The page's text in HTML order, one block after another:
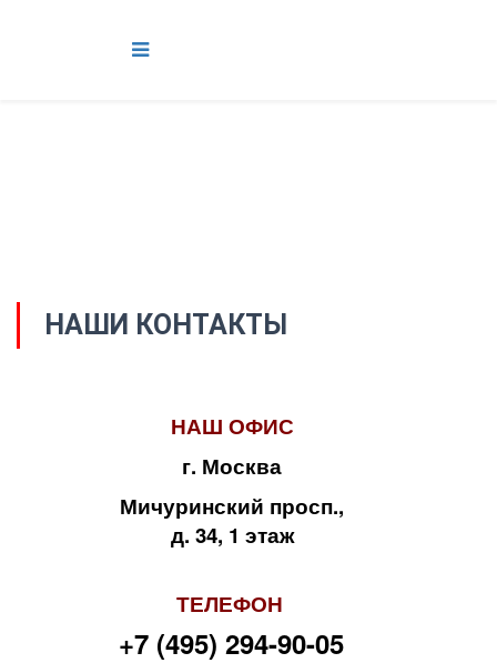
НАШИ КОНТАКТЫ
НАШ ОФИС
г. Москва
Мичуринский просп.,
д. 34, 1 этаж
ТЕЛЕФОН
+7 (495) 294-90-05